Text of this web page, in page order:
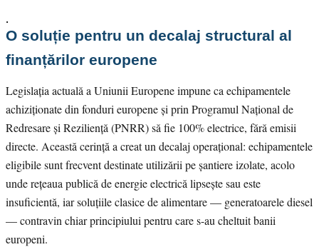
.
O soluție pentru un decalaj structural al
finanțărilor europene
Legislația actuală a Uniunii Europene impune ca echipamentele
achiziționate din fonduri europene și prin Programul Național de
Redresare și Reziliență (PNRR) să fie 100% electrice, fără emisii
directe. Această cerință a creat un decalaj operațional: echipamentele
eligibile sunt frecvent destinate utilizării pe șantiere izolate, acolo
unde rețeaua publică de energie electrică lipsește sau este
insuficientă, iar soluțiile clasice de alimentare — generatoarele diesel
— contravin chiar principiului pentru care s-au cheltuit banii
europeni.